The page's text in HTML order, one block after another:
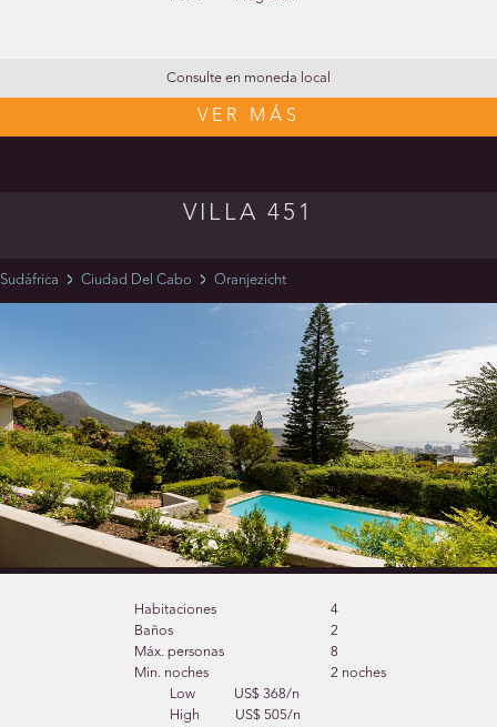
Consulte en moneda local
VER MÁS
VILLA 451
Sudáfrica Ciudad Del Cabo Oranjezicht
Habitaciones
4
Baños
2
Máx. personas
8
Min. noches
2 noches
Low
US$ 368/n
High
US$ 505/n